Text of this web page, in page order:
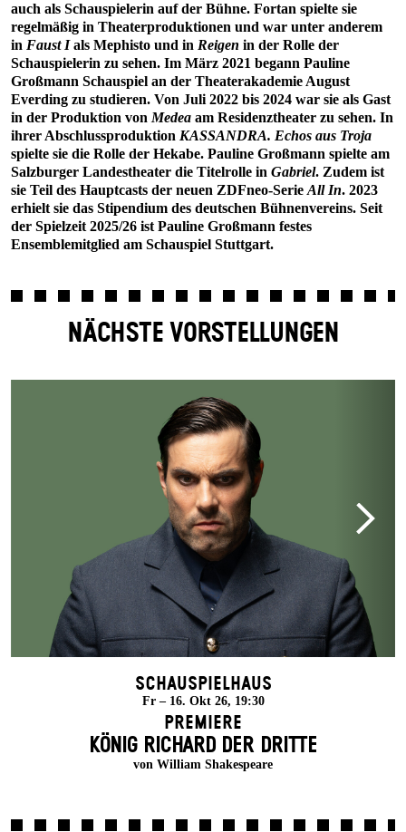
auch als Schauspielerin auf der Bühne. Fortan spielte sie
regelmäßig in Theaterproduktionen und war unter anderem
in Faust Ials Mephisto und in Reigen in der Rolle der
Schauspielerin zu sehen. Im März 2021 begann Pauline
Großmann Schauspiel an der Theaterakademie August
Everding zu studieren. Von Juli 2022 bis 2024 war sie als Gast
in der Produktion von Medea am Residenztheater zu sehen. In
ihrer Abschlussproduktion KASSANDRA. Echos aus Troja
spielte sie die Rolle der Hekabe. Pauline Großmann spielte am
Salzburger Landestheater die Titelrolle in Gabriel. Zudem ist
sie Teil des Hauptcasts der neuen ZDFneo-Serie All In. 2023
erhielt sie das Stipendium des deutschen Bühnenvereins. Seit
der Spielzeit 2025/26 ist Pauline Großmann festes
Ensemblemitglied am Schauspiel Stuttgart.
NÄCHSTE VORSTELLUNGEN
Schauspielhaus
Fr – 16. Okt 26, 19:30
Premiere
KÖNIG RICHARD DER DRITTE
von William Shakespeare